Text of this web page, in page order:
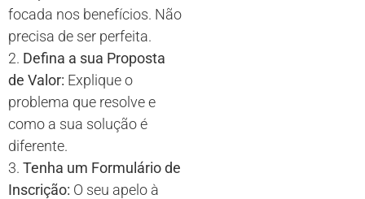
focada nos benefícios. Não
precisa de ser perfeita.
2. Defina a sua Proposta
de Valor: Explique o
problema que resolve e
como a sua solução é
diferente.
3. Tenha um Formulário de
Inscrição: O seu apelo à